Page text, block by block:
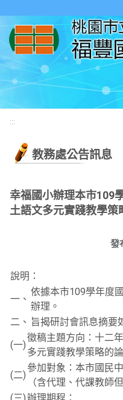
:::
教務處公告訊息
幸福國小辦理本市109
土語文多元實踐教學策
發
說明：
一、
依據本市109學年度
辦理。
二、 旨揭研討會訊息摘要
(一)
徵稿主題方向：十二
多元實踐教學策略的
(二)
參加對象：本市國民
（含代理、代課教師